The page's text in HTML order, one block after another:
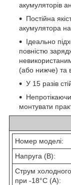
акумуляторів
Постійна
акумулятора
Ідеально
повністю
(або нижче) та
У 15 разів
монтувати
Номер моделі:
Напруга (В):
Струм
при -18°C (A):